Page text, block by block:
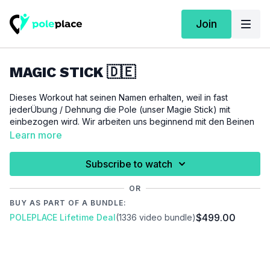
Join
MAGIC STICK 🇩🇪
Dieses Workout hat seinen Namen erhalten, weil in fast
jederÜbung / Dehnung die Pole (unser Magie Stick) mit
einbezogen wird. Wir arbeiten uns beginnend mit den Beinen
zum Rücken und danach zur Schulter durch. Mit einer
nicht ganz untätig sein möchtest. Ein richtiger Allround-
Für die Durchführung dieses Tutorials benötigst du nur eine
Pole und Socken.
Learn more
Subscribe to watch
OR
BUY AS PART OF A BUNDLE:
POLEPLACE Lifetime Deal(1336 video bundle)$499.00